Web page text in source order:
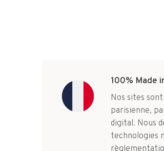
100% Made
Nos sites
parisienne,
digital. Nous
technologies